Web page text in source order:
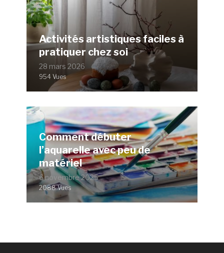
Activités artistiques faciles à
pratiquer chez soi
28 mars 2026
954 Vues
Comment débuter
l’aquarelle avec peu de
matériel
6 novembre 2025
2088 Vues